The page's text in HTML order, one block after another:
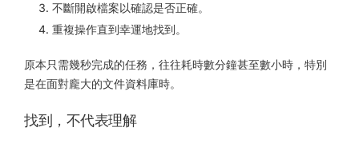
不斷開啟檔案以確認是否正確。
重複操作直到幸運地找到。
原本只需幾秒完成的任務，往往耗時數分鐘甚至數小時，特別
是在面對龐大的文件資料庫時。
找到，不代表理解